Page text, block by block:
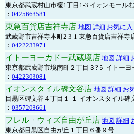
東京都武蔵村山市榎1丁目1-3 イオンモール
： 0425668581
東急百貨店吉祥寺店 地図 詳細 お気に
武蔵野市吉祥寺本町2-3-1 東急百貨店吉祥寺
： 0422238971
イトーヨーカドー武蔵境店 地図 詳細
東京都武蔵野市境南町２丁目３?６ イトー
： 0422303081
イオンスタイル碑文谷店 地図 詳細 お
目黒区碑文谷４丁目１-１ イオンスタイル碑
： 0357208661
フレル・ウィズ自由が丘店 地図 詳細
東京都目黒区自由が丘１丁目６番９号